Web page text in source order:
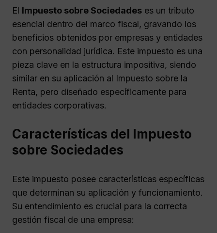
El Impuesto sobre Sociedades es un tributo
esencial dentro del marco fiscal, gravando los
beneficios obtenidos por empresas y entidades
con personalidad jurídica. Este impuesto es una
pieza clave en la estructura impositiva, siendo
similar en su aplicación al Impuesto sobre la
Renta, pero diseñado específicamente para
entidades corporativas.
Características del Impuesto
sobre Sociedades
Este impuesto posee características específicas
que determinan su aplicación y funcionamiento.
Su entendimiento es crucial para la correcta
gestión fiscal de una empresa: